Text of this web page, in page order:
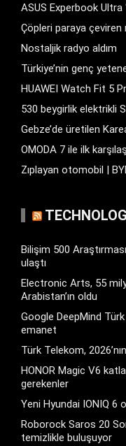
ASUS Experbook Ultra
Çöpleri paraya çeviren
Nostaljik radyo aldım
Türkiye’nin genç
HUAWEI Watch Fit 5
530 beygirlik elektrikli
Gebze’de üretilen
OMODA 7 ile ilk
Zıplayan otomobil |
Bilişim 500
ulaştı
Electronic Arts, 55
Arabistan’ın oldu
Google DeepMind
emanet
Türk Telekom,
HONOR Magic V6
gerekenler
Yeni Hyundai IONIQ 6
Roborock Saros 20
temizlikle buluşuyor